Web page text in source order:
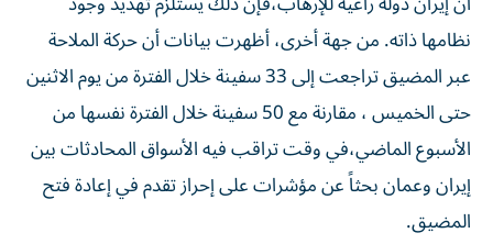
نظامها ذاته. من جهة أخرى، أظهرت بيانات أن حركة الملاحة
عبر المضيق تراجعت إلى 33 سفينة خلال الفترة من يوم الاثنين
حتى الخميس ، مقارنة مع 50 سفينة خلال الفترة نفسها من
الأسبوع الماضي،​في وقت تراقب فيه الأسواق المحادثات بين
إيران وعمان بحثاً ‌عن مؤشرات على إحراز ‌تقدم في إعادة فتح
المضيق.